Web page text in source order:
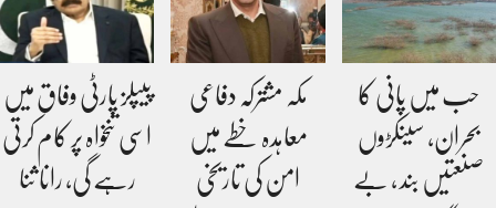
حب میں پانی کا
بحران، سینکڑوں
صنعتیں بند ، بے
مکہ مشترکہ دفاعی
معاہدہ خطے میں
امن کی تاریخی
پیپلز پارٹی وفاق میں
اسی تنخواہ پر کام کرتی
رہے گی، رانا ثنا